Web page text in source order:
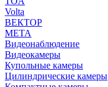
Volta
ВЕКТОР
МЕТА
Видеонаблюдение
Видеокамеры
Купольные камеры
Цилиндрические камеры